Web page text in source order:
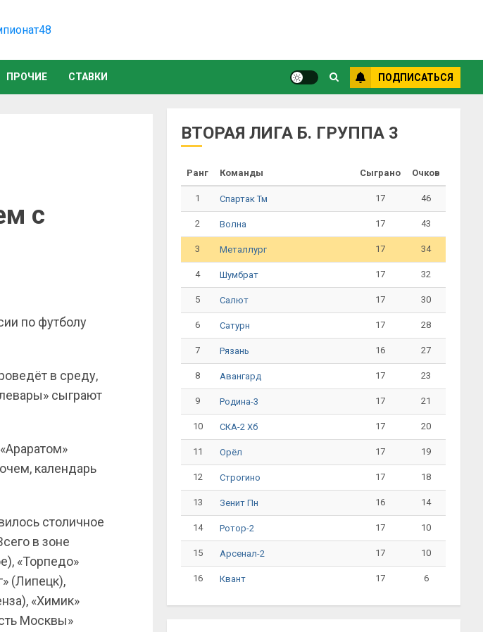
ПРОЧИЕ СТАВКИ ПОДПИСАТЬСЯ
с
по футболу
в среду,
сыграют
календарь
столичное
в зоне
«Торпедо»
(Липецк),
«Химик»
Москвы»
ВТОРАЯ ЛИГА Б. ГРУППА 3
Ранг Команды Сыграно Очков
1 Спартак Тм 17 46
2 Волна 17 43
3 Металлург 17 34
4 Шумбрат 17 32
5 Салют 17 30
6 Сатурн 17 28
7 Рязань 16 27
8 Авангард 17 23
9 Родина-3 17 21
10 СКА-2 Хб 17 20
11 Орёл 17 19
12 Строгино 17 18
13 Зенит Пн 16 14
14 Ротор-2 17 10
15 Арсенал-2 17 10
16 Квант 17 6